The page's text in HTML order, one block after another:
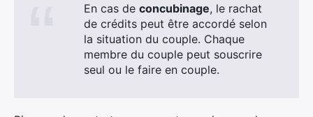
En cas de concubinage, le rachat
de crédits peut être accordé selon
la situation du couple. Chaque
membre du couple peut souscrire
seul ou le faire en couple.